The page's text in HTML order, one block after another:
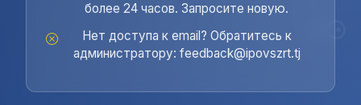
более 24 часов. Запросите новую.
Нет доступа к email? Обратитесь к
администратору: feedback@ipovszrt.tj